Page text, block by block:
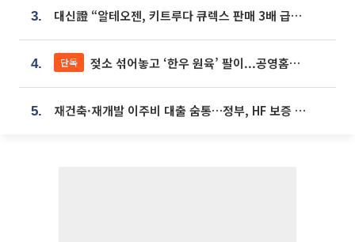
3. 대신證 “알테오젠, 키트루다 큐렉스 판매 3배 급증…목표가 41만원 상향”
4. 단독 젖소 섞어놓고 ‘한우 원육’ 팔이...공영홈쇼핑 표기·검증 구멍
5. 재건축·재개발 이주비 대출 숨통…정부, HF 보증 신설 추진